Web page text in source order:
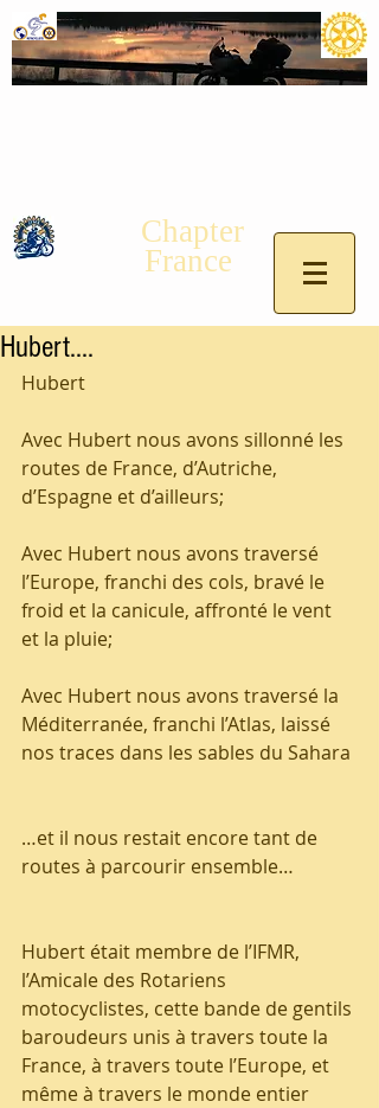
Chapter
France
Hubert....
Hubert
Avec Hubert nous avons sillonné les
routes de France, d’Autriche,
d’Espagne et d’ailleurs;
Avec Hubert nous avons traversé
l’Europe, franchi des cols, bravé le
froid et la canicule, affronté le vent
et la pluie;
Avec Hubert nous avons traversé la
Méditerranée, franchi l’Atlas, laissé
nos traces dans les sables du Sahara
…et il nous restait encore tant de
routes à parcourir ensemble…
Hubert était membre de l’IFMR,
l’Amicale des Rotariens
motocyclistes, cette bande de gentils
baroudeurs unis à travers toute la
France, à travers toute l’Europe, et
même à travers le monde entier